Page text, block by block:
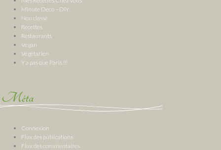
Minute Deco – DIY
Non classé
Recettes
Restaurants
Vegan
Végétarien
Y a pas que Paris !!!
Méta
Connexion
Flux des publications
Flux des commentaires